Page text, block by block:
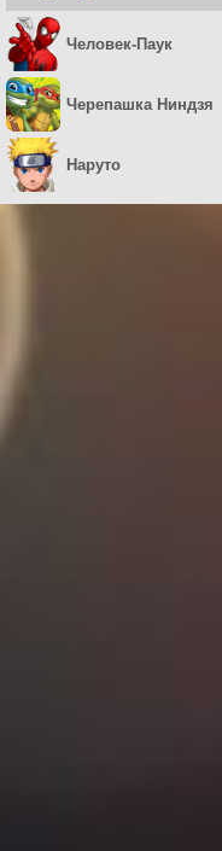
Человек-Паук
Черепашка Ниндзя
Наруто